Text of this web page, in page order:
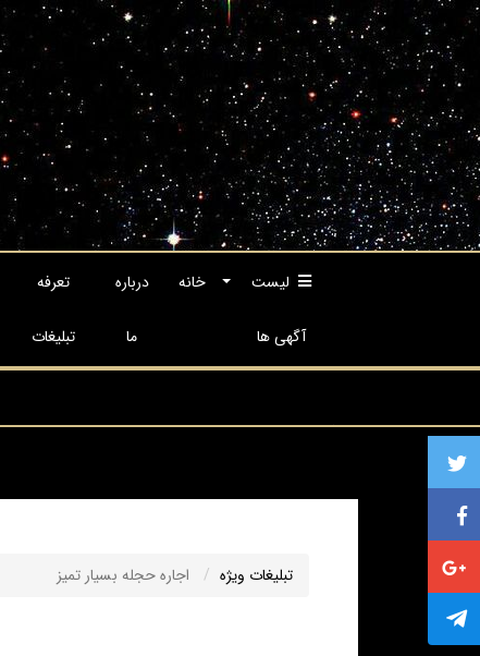
لیست
آگهی ها
خانه درباره
ما
تعرفه
تبلیغات
تبلیغات ویژه اجاره حجله بسیار تمیز